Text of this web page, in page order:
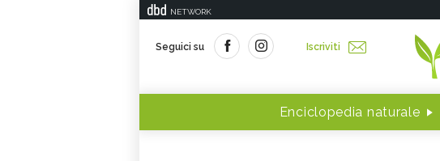
NETWORK
Seguici su Iscriviti
Enciclopedia naturale